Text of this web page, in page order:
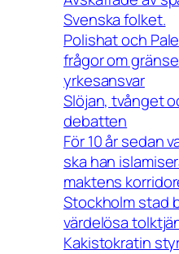
Svenska folket.
Polishat och
frågor om
yrkesansvar
Slöjan, tvånget
debatten
För 10 år sedan
ska han
maktens
Stockholm stad
värdelösa
Kakistokratin